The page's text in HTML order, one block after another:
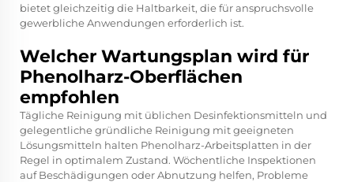
bietet gleichzeitig die Haltbarkeit, die für anspruchsvolle
gewerbliche Anwendungen erforderlich ist.
Welcher Wartungsplan wird für
Phenolharz-Oberflächen
empfohlen
Tägliche Reinigung mit üblichen Desinfektionsmitteln und
gelegentliche gründliche Reinigung mit geeigneten
Lösungsmitteln halten Phenolharz-Arbeitsplatten in der
Regel in optimalem Zustand. Wöchentliche Inspektionen
auf Beschädigungen oder Abnutzung helfen, Probleme